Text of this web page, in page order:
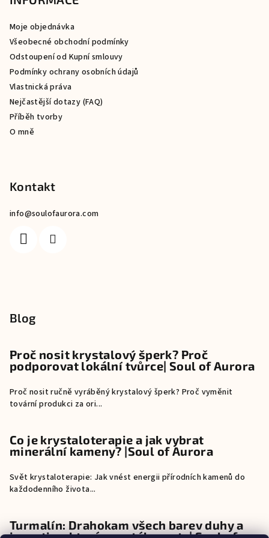
Moje objednávka
Všeobecné obchodní podmínky
Odstoupení od Kupní smlouvy
Podmínky ochrany osobních údajů
Vlastnická práva
Nejčastější dotazy (FAQ)
Příběh tvorby
O mně
Kontakt
info@soulofaurora.com
Blog
Proč nosit krystalový šperk? Proč
podporovat lokální tvůrce| Soul of Aurora
Proč nosit ručně vyráběný krystalový šperk? Proč vyměnit
tovární produkci za ori...
Co je krystaloterapie a jak vybrat
minerální kameny? |Soul of Aurora
Svět krystaloterapie: Jak vnést energii přírodních kamenů do
každodenního života...
Turmalín: Drahokam všech barev duhy a